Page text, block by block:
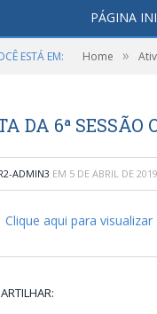
PÁGINA
ESTÁ EM: Home »
DA 6ª SESSÃO
ADMIN3 EM 5 DE ABRIL DE 2019
Clique aqui para visualizar